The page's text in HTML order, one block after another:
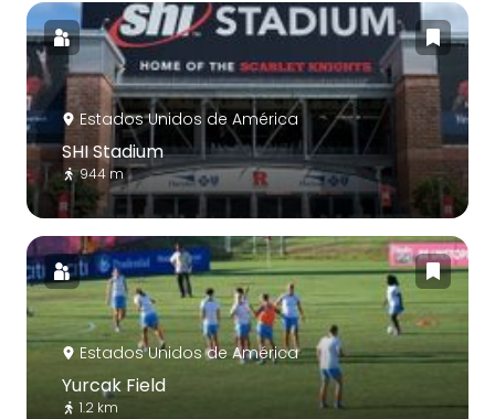
Estados Unidos de América
SHI Stadium
944 m
Estados Unidos de América
Yurcak Field
1.2 km